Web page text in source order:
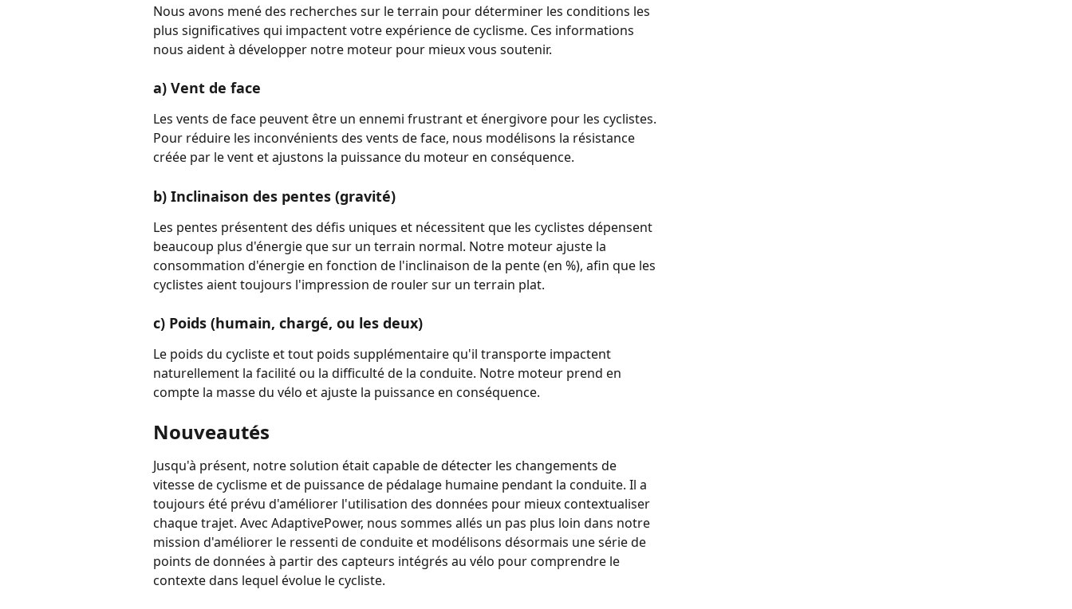
Nous avons mené des recherches sur le terrain pour déterminer les conditions les
plus significatives qui impactent votre expérience de cyclisme. Ces informations
nous aident à développer notre moteur pour mieux vous soutenir.
a) Vent de face
Les vents de face peuvent être un ennemi frustrant et énergivore pour les cyclistes.
Pour réduire les inconvénients des vents de face, nous modélisons la résistance
créée par le vent et ajustons la puissance du moteur en conséquence.
b) Inclinaison des pentes (gravité)
Les pentes présentent des défis uniques et nécessitent que les cyclistes dépensent
beaucoup plus d'énergie que sur un terrain normal. Notre moteur ajuste la
consommation d'énergie en fonction de l'inclinaison de la pente (en %), afin que les
cyclistes aient toujours l'impression de rouler sur un terrain plat.
c) Poids (humain, chargé, ou les deux)
Le poids du cycliste et tout poids supplémentaire qu'il transporte impactent
naturellement la facilité ou la difficulté de la conduite. Notre moteur prend en
compte la masse du vélo et ajuste la puissance en conséquence.
Nouveautés
Jusqu'à présent, notre solution était capable de détecter les changements de
vitesse de cyclisme et de puissance de pédalage humaine pendant la conduite. Il a
toujours été prévu d'améliorer l'utilisation des données pour mieux contextualiser
chaque trajet. Avec AdaptivePower, nous sommes allés un pas plus loin dans notre
mission d'améliorer le ressenti de conduite et modélisons désormais une série de
points de données à partir des capteurs intégrés au vélo pour comprendre le
contexte dans lequel évolue le cycliste.